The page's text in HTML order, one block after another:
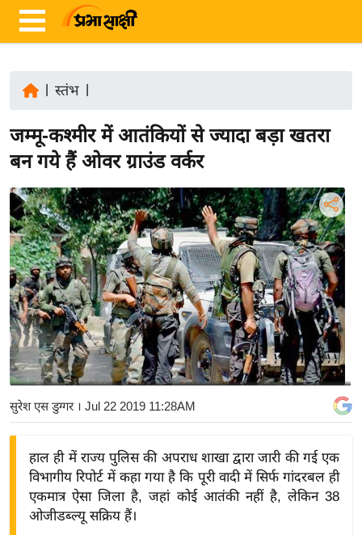
ज़ा
ख
र
रा
ष्ट्री
य
अं
त
र्रा
ष्ट्री
य
बि
ज़
द्यो
स्तंभ
जम्मू-कश्मीर में आतंकियों से ज्यादा बड़ा खतरा
बन गये हैं ओवर ग्राउंड वर्कर
सुरेश एस डुग्गर। Jul 22 2019 11:28AM
हाल ही में राज्य पुलिस की अपराध शाखा द्वारा जारी की गई एक
विभागीय रिपोर्ट में कहा गया है कि पूरी वादी में सिर्फ गांदरबल ही
एकमात्र ऐसा जिला है, जहां कोई आतंकी नहीं है, लेकिन 38
ओजीडब्ल्यू सक्रिय हैं।